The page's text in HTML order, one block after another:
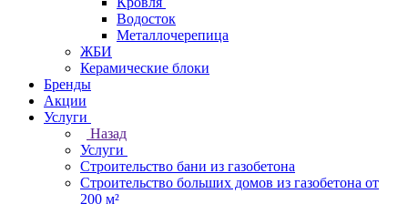
Водосток
Металлочерепица
ЖБИ
Керамические блоки
Бренды
Акции
Услуги
Назад
Услуги
Строительство бани из газобетона
Строительство больших домов из газобетона от
200 м²